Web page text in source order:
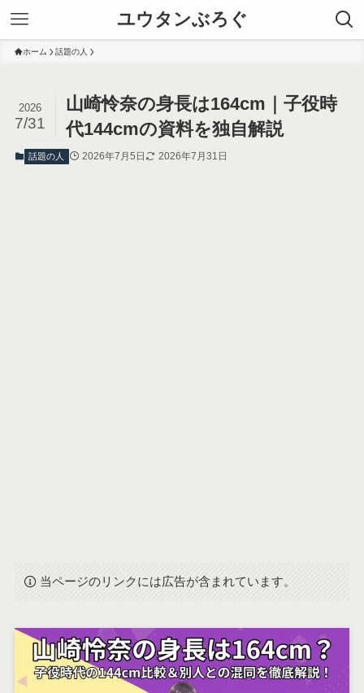
ユウタンぶろぐ
ホーム 話題の人
山崎怜奈の身長は164cm｜子役時
代144cmの資料を独自解説
2026
7/31
話題の人 2026年7月5日 2026年7月31日
当ページのリンクには広告が含まれています。